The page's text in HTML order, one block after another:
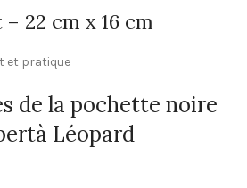
22 cm x 16 cm
et pratique
de la pochette noire
Léopard